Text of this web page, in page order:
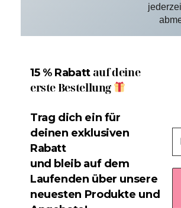
15 % Rabattauf deine
erste Bestellung
Trag dich ein für
deinen exklusiven
Rabatt
und bleib auf dem
Laufenden über unsere
neuesten Produkte und